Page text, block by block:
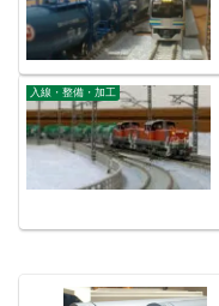
入線・整備・加工